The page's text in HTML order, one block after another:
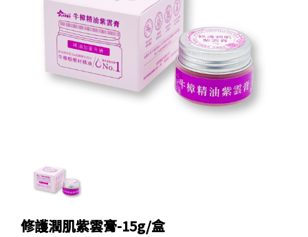
修護潤肌紫雲膏-15g/盒